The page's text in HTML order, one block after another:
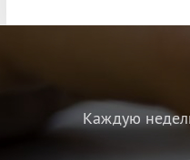
Каждую